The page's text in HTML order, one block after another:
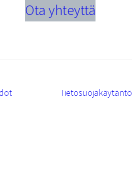
Ota yhteyttä
Tietosuojakäytäntö